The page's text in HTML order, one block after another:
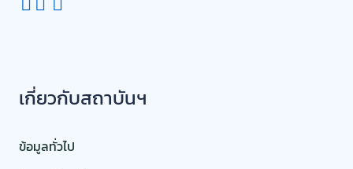
เกี่ยวกับสถาบันฯ
ข้อมูลทั่วไป